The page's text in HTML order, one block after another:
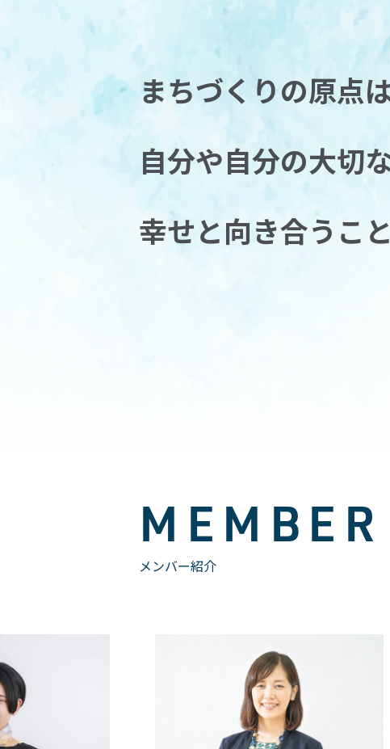
まちづくりの原点は
自分や自分の大切
幸せと向き合うこと
MEMBER
メンバー紹介